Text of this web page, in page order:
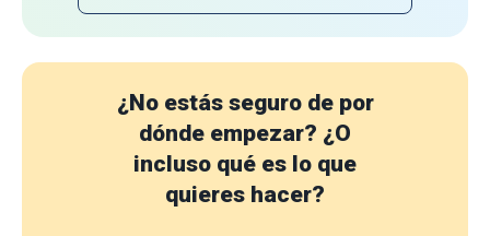
¿No estás seguro de por
dónde empezar? ¿O
incluso qué es lo que
quieres hacer?